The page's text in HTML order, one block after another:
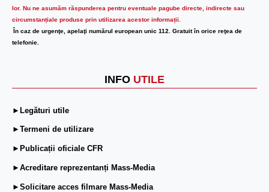
lor. Nu ne asumăm răspunderea pentru eventuale pagube directe, indirecte sau
circumstanțiale produse prin utilizarea acestor informații.
În caz de urgenţe, apelaţi numărul european unic 112. Gratuit în orice reţea de
telefonie.
INFO UTILE
►Legături utile
►Termeni de utilizare
►Publicații oficiale CFR
►Acreditare reprezentanți Mass-Media
►Solicitare acces filmare Mass-Media